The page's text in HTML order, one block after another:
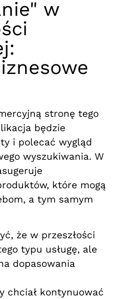
w
stronę tego
będzie
i polecać wygląd
wyszukiwania. W
które mogą
a tym samym
że w przeszłości
typu usługę, ale
dopasowania
chciał kontynuować